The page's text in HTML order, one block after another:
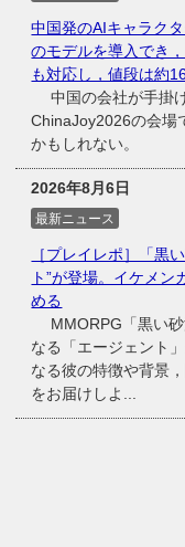
中国発のAIキャラク
のモデルを導入でき
も対応し，値段は約
中国の会社が手掛
ChinaJoy2026の会場
かもしれない。
2026年8月6日
最新ニュース
［プレイレポ］「黒
ト”が登場。イケメ
める
MMORPG「黒い砂
なる「エージェント
なる彼の特徴や背景
をお届けしよ...